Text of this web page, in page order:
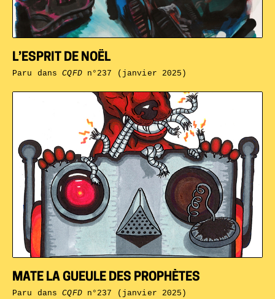
MATE LA GUEULE DES PROPHÈTES
Paru dansCQFDn°237 (janvier 2025)
L’ESPRIT DE NOËL
Paru dansCQFDn°237 (janvier 2025)